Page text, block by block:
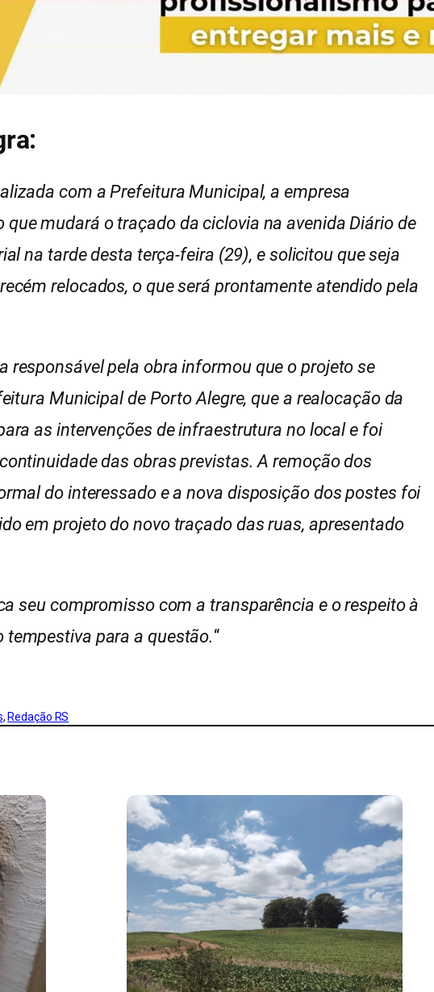
com a Prefeitura Municipal, a empresa
mudará o traçado da ciclovia na avenida Diário de
na tarde desta terça-feira (29), e solicitou que seja
relocados, o que será prontamente atendido pela
responsável pela obra informou que o projeto se
Municipal de Porto Alegre, que a realocação da
as intervenções de infraestrutura no local e foi
das obras previstas. A remoção dos
do interessado e a nova disposição dos postes foi
em projeto do novo traçado das ruas, apresentado
seu compromisso com a transparência e o respeito à
para a questão.“
, Redação RS